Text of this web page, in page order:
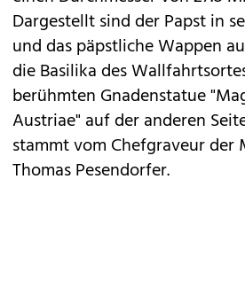
Dargestellt sind der Papst in
und das päpstliche Wappen
die Basilika des
berühmten Gnadenstatue
Austriae" auf der anderen
stammt vom Chefgraveur der
Thomas Pesendorfer.